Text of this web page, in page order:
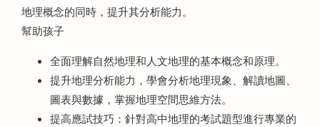
地理概念的同時，提升其分析能力。
幫助孩子
全面理解自然地理和人文地理的基本概念和原理。
提升地理分析能力，學會分析地理現象、解讀地圖、
圖表與數據，掌握地理空間思維方法。
提高應試技巧：針對高中地理的考試題型進行專業的